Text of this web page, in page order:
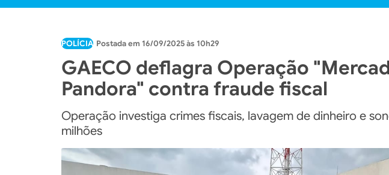
POLÍCIA 16/09/2025 às 10h29
GAECO deflagra Operação
Pandora" contra fraude fiscal
Operação investiga crimes fiscais, lavagem de dinheiro e
milhões